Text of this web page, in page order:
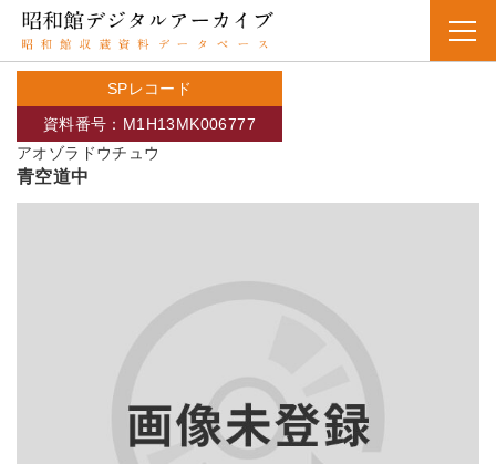
SPレコード
アオゾラドウチュウ
資料番号：M1H13MK006777
青空道中